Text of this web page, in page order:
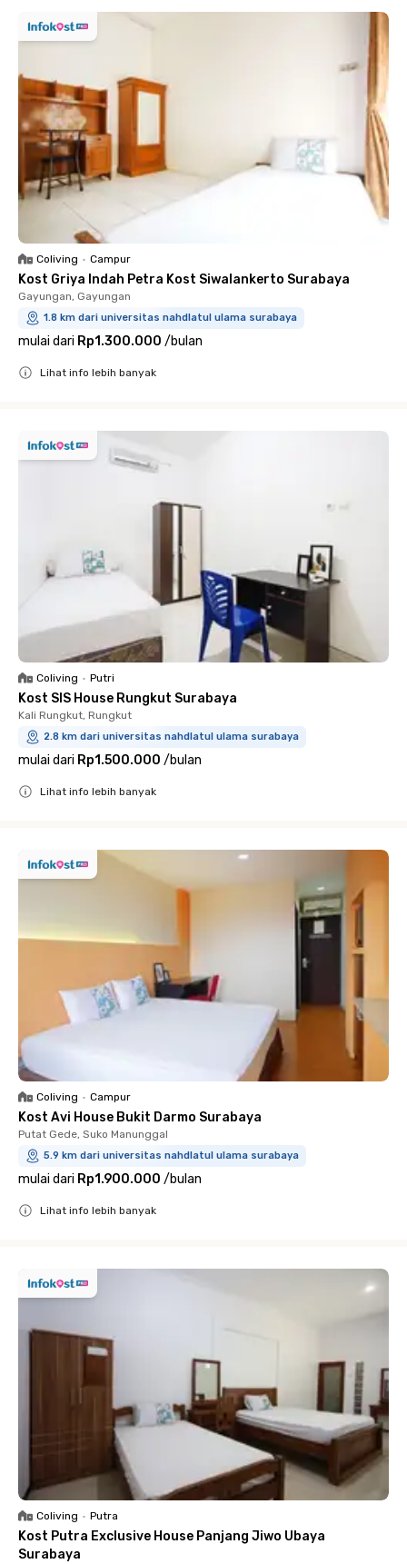
Coliving • Campur
Kost Griya Indah Petra Kost Siwalankerto Surabaya
Gayungan, Gayungan
1.8 km dari universitas nahdlatul ulama surabaya
mulai dari Rp1.300.000 /bulan
Lihat info lebih banyak
Coliving • Putri
Kost SIS House Rungkut Surabaya
Kali Rungkut, Rungkut
2.8 km dari universitas nahdlatul ulama surabaya
mulai dari Rp1.500.000 /bulan
Lihat info lebih banyak
Coliving • Campur
Kost Avi House Bukit Darmo Surabaya
Putat Gede, Suko Manunggal
5.9 km dari universitas nahdlatul ulama surabaya
mulai dari Rp1.900.000 /bulan
Lihat info lebih banyak
Coliving • Putra
Kost Putra Exclusive House Panjang Jiwo Ubaya
Surabaya